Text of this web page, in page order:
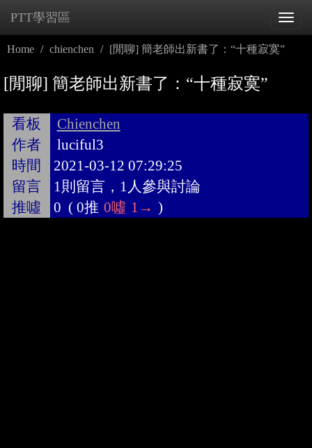
PTT學習區
Home chienchen [閒聊] 簡老師出新書了：“十種寂寞”
[閒聊] 簡老師出新書了：“十種寂寞”
看板
Chienchen
作者
luciful3
時間
2021-03-12 07:29:25
留言
1則留言，1人參與討論
推噓
0 ( 0推 0噓 1→ )